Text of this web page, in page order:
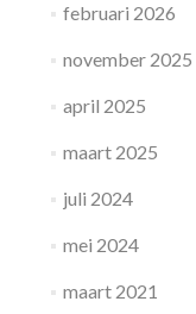
februari 2026
november 2025
april 2025
maart 2025
juli 2024
mei 2024
maart 2021